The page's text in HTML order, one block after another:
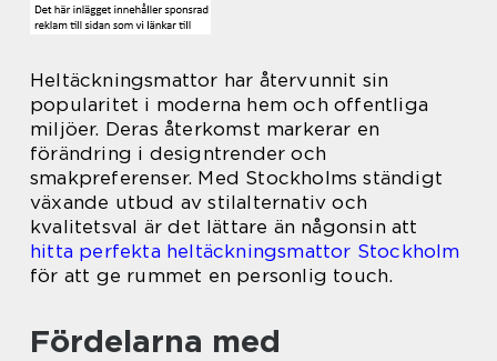
Heltäckningsmattor har återvunnit sin
popularitet i moderna hem och offentliga
miljöer. Deras återkomst markerar en
förändring i designtrender och
smakpreferenser. Med Stockholms ständigt
växande utbud av stilalternativ och
kvalitetsval är det lättare än någonsin att
hitta perfekta heltäckningsmattor Stockholm
för att ge rummet en personlig touch.
Fördelarna med